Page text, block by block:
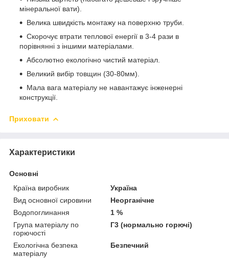
мінеральної вати).
Велика швидкість монтажу на поверхню труби.
Скорочує втрати теплової енергії в 3-4 рази в
порівнянні з іншими матеріалами.
Абсолютно екологічно чистий матеріал.
Великий вибір товщин (30-80мм).
Мала вага матеріалу не навантажує інженерні
конструкції.
Приховати
Характеристики
Основні
Країна виробник
Україна
Вид основної сировини
Неорганічне
Водопоглинання
1 %
Група матеріалу по
горючості
Г3 (нормально горючі)
Екологічна безпека
матеріалу
Безпечний